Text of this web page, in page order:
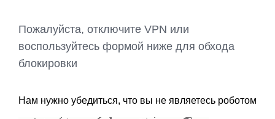
Пожалуйста, отключите VPN или
воспользуйтесь формой ниже для обхода
блокировки
Нам нужно убедиться, что вы не являетесь роботом